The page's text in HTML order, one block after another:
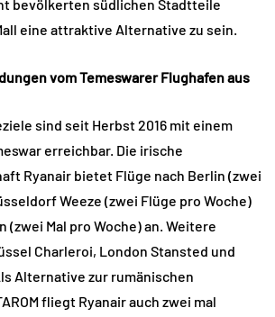
bevölkerten südlichen Stadtteile
eine attraktive Alternative zu sein.
vom Temeswarer Flughafen aus
sind seit Herbst 2016 mit einem
erreichbar. Die irische
Ryanair bietet Flüge nach Berlin (zwei
Weeze (zwei Flüge pro Woche)
(zwei Mal pro Woche) an. Weitere
Charleroi, London Stansted und
Alternative zur rumänischen
fliegt Ryanair auch zwei mal